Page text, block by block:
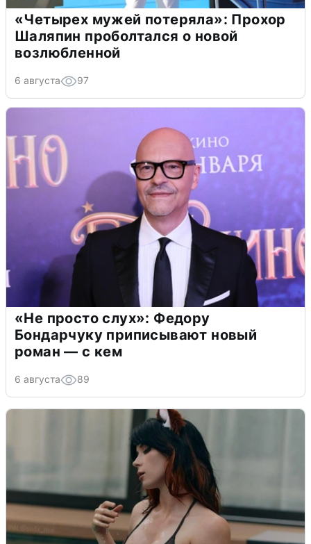
«Четырех мужей потеряла»: Прохор
Шаляпин проболтался о новой
возлюбленной
6 августа 97
«Не просто слух»: Федору
Бондарчуку приписывают новый
роман — с кем
6 августа 89